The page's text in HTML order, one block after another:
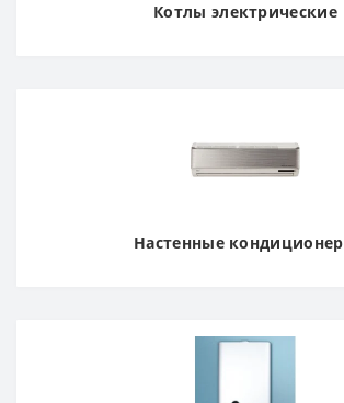
Котлы электрические
Настенные